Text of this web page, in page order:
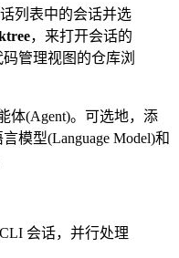
列表中的会话并选
，来打开会话的
管理视图的仓库浏
体(Agent)。可选地，添
模型(Language Model)和
会话，并行处理